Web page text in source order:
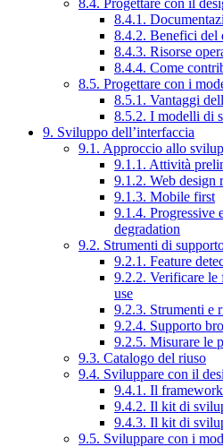
8.4.1.
8.4.2. Benefici del
8.4.3. Risorse
8.4.4. Come
8.5. Progettare con i
8.5.1. Vantaggi
8.5.2. I modelli di
9. Sviluppo dell’interfaccia
9.1. Approccio allo
9.1.1. Attività
9.1.2. Web design
9.1.3. Mobile first
9.1.4. Progressive
degradation
9.2. Strumenti di
9.2.1. Feature
9.2.2. Verificare le
use
9.2.3. Strumenti e
9.2.4. Supporto
9.2.5. Misurare le
9.3. Catalogo del riuso
9.4. Sviluppare con il
9.4.1. Il
9.4.2. Il kit di
9.4.3. Il kit di
9.5. Sviluppare con i